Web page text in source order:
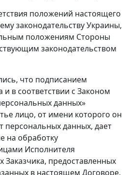
положений настоящего
законодательству Украины,
положениям Стороны
законодательством
что подписанием
в соответствии с Законом
данных»
лицо, от имени которого он
персональных данных, дает
на обработку
Исполнителя
Заказчика, предоставленных
в настоящем Договоре,